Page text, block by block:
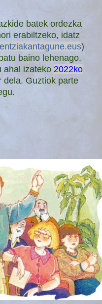
batek ordezka
erabiltzeko, idatz
)
baino lehenago.
ahal izateko 2022ko
dela. Guztiok parte